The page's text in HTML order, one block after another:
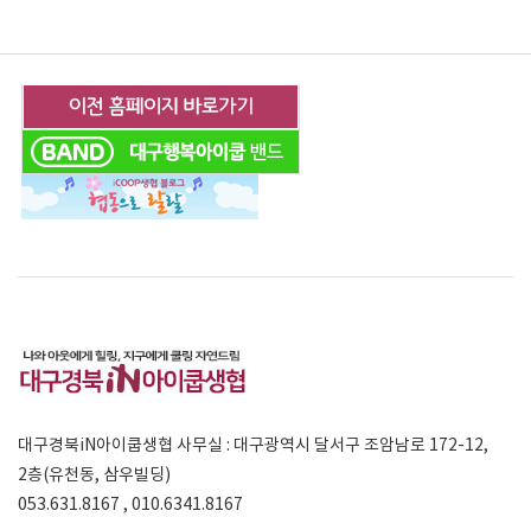
대구경북iN아이쿱생협 사무실 : 대구광역시 달서구 조암남로 172-12,
2층(유천동, 삼우빌딩)
053.631.8167 , 010.6341.8167